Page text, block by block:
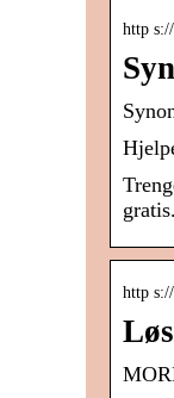
http
gratis.
http